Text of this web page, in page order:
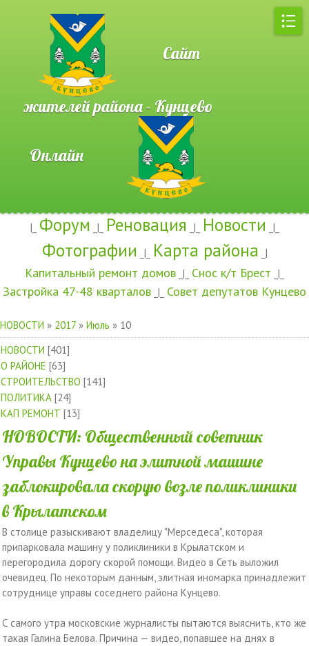
Сайт
жителей района - Кунцево
Онлайн
|_ Форум _|_ Реновация _|_ Новости _|_
Фотографии _|_ Карта района _|
Капитальный ремонт домов _|_ Снос к/т Брест _|_
Застройка 47-48 кварталов _|_ Совет депутатов Кунцево
НОВОСТИ » 2017 » Июль » 10
НОВОСТИ [401]
О РАЙОНЕ [63]
СТРОИТЕЛЬСТВО [141]
ПОЛИТИКА [24]
КАП РЕМОНТ [13]
НОВОСТИ: Общественный советник
Управы Кунцево на элитной машине
заблокировала скорую возле поликлиники
в Крылатском
В столице разыскивают владелицу "Мерседеса", которая
припарковала машину у поликлиники в Крылатском и
перегородила дорогу скорой помощи. Видео в Сеть выложил
очевидец. По некоторым данным, элитная иномарка принадлежит
сотруднице управы соседнего района Кунцево.
С самого утра московские журналисты пытаются выяснить, кто же
такая Галина Белова. Причина — видео, попавшее на днях в